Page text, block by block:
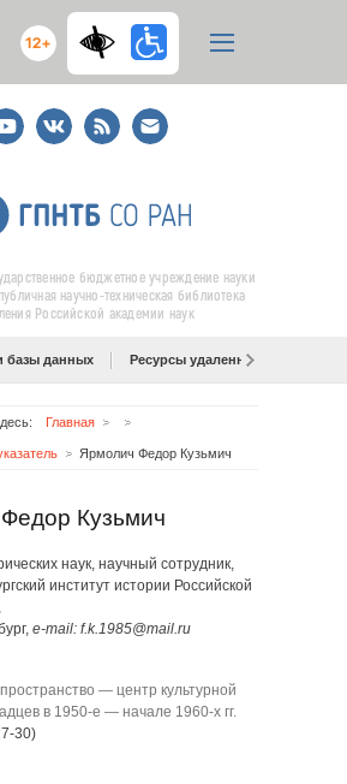
12+
ВКонтакте
RSS
E-
mail
подписка
бюджетное учреждение науки
научно-техническая библиотека
Российской академии наук
базы данных Ресурсы удаленного доступа
Главная
Ярмолич Федор Кузьмич
Кузьмич
наук, научный сотрудник,
институт истории Российской
e-mail: f.k.1985@mail.ru
— центр культурной
в 1950-е — начале 1960-х гг.
30)